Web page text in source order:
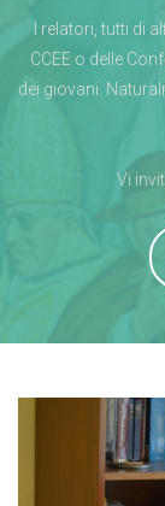
I relatori, tutti di
CCEE o delle
dei giovani.
Vi